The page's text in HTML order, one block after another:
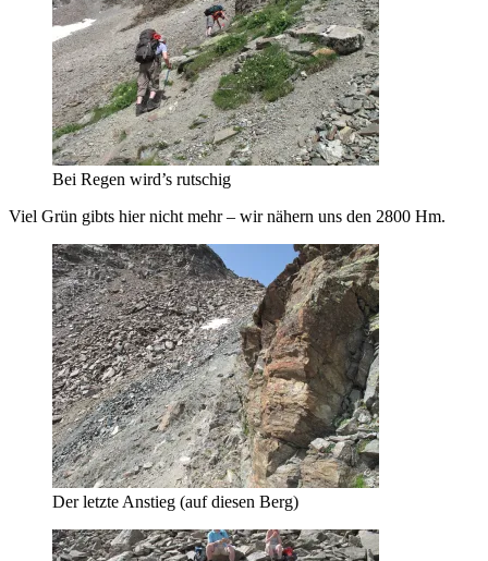
Bei Regen wird’s rutschig
Viel Grün gibts hier nicht mehr – wir nähern uns den 2800 Hm.
Der letzte Anstieg (auf diesen Berg)